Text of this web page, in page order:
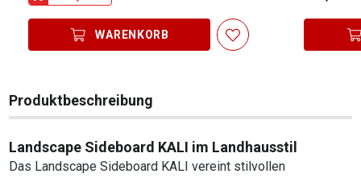
WARENKORB
Produktbeschreibung
Landscape Sideboard KALI im Landhausstil
Das Landscape Sideboard KALI vereint stilvollen